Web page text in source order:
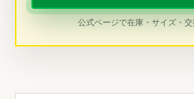
公式ページで在庫・サイズ・